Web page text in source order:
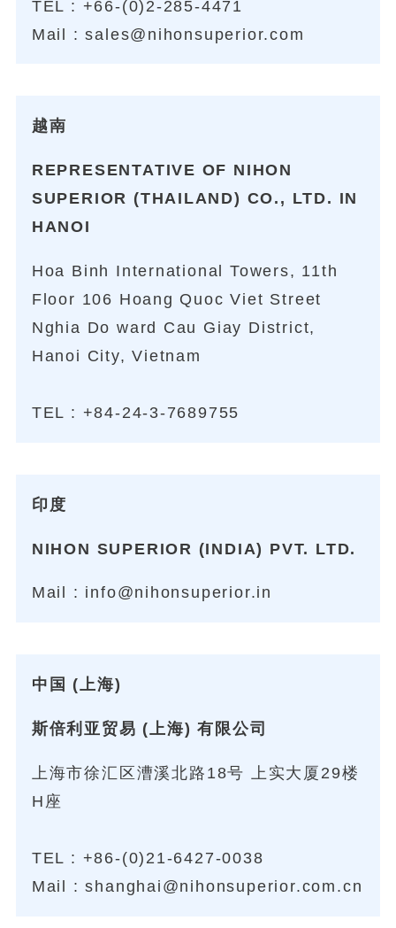
TEL : +66-(0)2-285-4471
Mail :sales@nihonsuperior.com
越南
REPRESENTATIVE OF NIHON
SUPERIOR (THAILAND) CO., LTD. IN
HANOI
Hoa Binh International Towers, 11th
Floor 106 Hoang Quoc Viet Street
Nghia Do ward Cau Giay District,
Hanoi City, Vietnam
TEL : +84-24-3-7689755
印度
NIHON SUPERIOR (INDIA) PVT. LTD.
Mail : info@nihonsuperior.in
中国 (上海)
斯倍利亚贸易 (上海) 有限公司
上海市徐汇区漕溪北路18号 上实大厦29楼
H座
TEL : +86-(0)21-6427-0038
Mail : shanghai@nihonsuperior.com.cn